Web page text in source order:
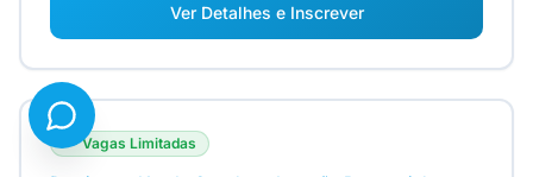
Ver Detalhes e Inscrever
Vagas Limitadas